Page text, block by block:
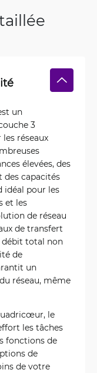
un
3
réseaux
élevées, des
des capacités
idéal pour les
et les
de réseau
de transfert
débit total non
de
un
réseau, même
le
les tâches
fonctions de
de
de votre